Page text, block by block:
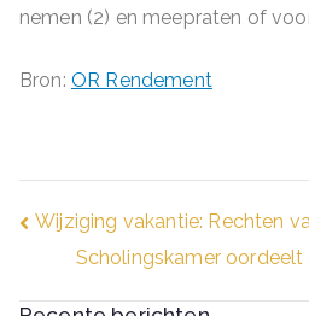
nemen (2) en meepraten of
Bron: OR Rendement
Bericht
navigatie
Wijziging vakantie: Rechten
Scholingskamer oordeelt